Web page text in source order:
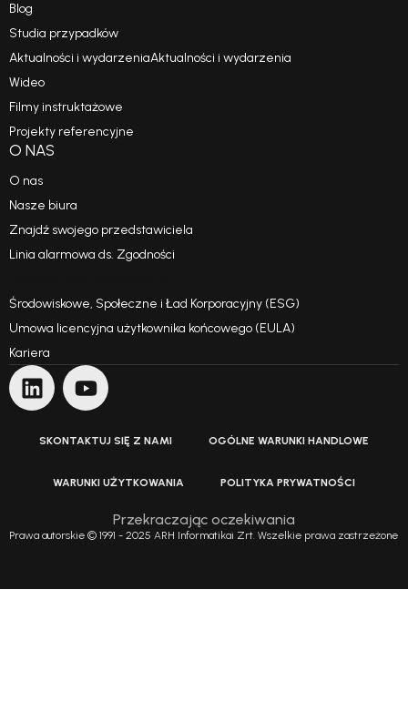
Blog
Studia przypadków
Aktualności i wydarzeniaAktualności i wydarzenia
Wideo
Filmy instruktażowe
Projekty referencyjne
O NAS
O nas
Nasze biura
Znajdź swojego przedstawiciela
Linia alarmowa ds. Zgodności
Środowiskowe, Społeczne i Ład Korporacyjny (ESG)
Umowa licencyjna użytkownika końcowego (EULA)
Kariera
SKONTAKTUJ SIĘ Z NAMI OGÓLNE WARUNKI HANDLOWE
WARUNKI UŻYTKOWANIA POLITYKA PRYWATNOŚCI
Przekraczając oczekiwania
Prawa autorskie © 1991 - 2025 ARH Informatikai Zrt. Wszelkie prawa zastrzeżone